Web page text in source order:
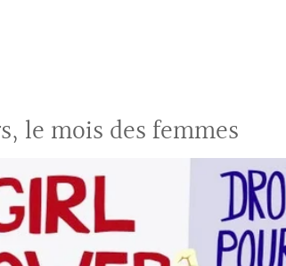
le mois des femmes